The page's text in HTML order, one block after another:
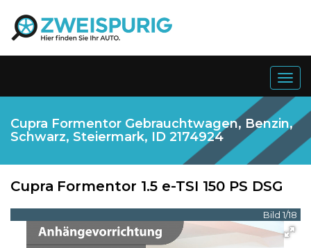
Cupra Formentor Gebrauchtwagen, Benzin,
Schwarz, Steiermark, ID 2174924
Cupra Formentor 1.5 e-TSI 150 PS DSG
Bild 1/18